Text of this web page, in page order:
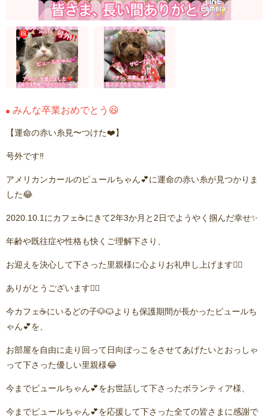
みんな卒業おめでとう😃
【運命の赤い糸見〜つけた❤️】
号外です‼️
アメリカンカールのピュールちゃん💕に運命の赤い糸が見つかりま
した😂
2020.10.1にカフェ☕️にきて2年3か月と2日でようやく掴んだ幸せ✨
年齢や既往症や性格も快くご理解下さり、
お迎えを決心して下さった里親様に心よりお礼申し上げます🙇‍♂️
ありがとうございます🙇‍♂️
今カフェ☕️にいるどの子🐶🐱よりも保護期間が長かったピュールち
ゃん💕を、
お部屋を自由に走り回って日向ぼっこをさせてあげたいとおっしゃ
って下さった優しい里親様😂
今までピュールちゃん💕をお世話して下さったボランティア様、
今までピュールちゃん💕を応援して下さった全ての皆さまに感謝で